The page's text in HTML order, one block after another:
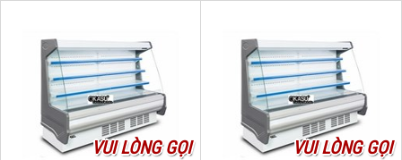
VUI LÒNG GỌI VUI LÒNG GỌI